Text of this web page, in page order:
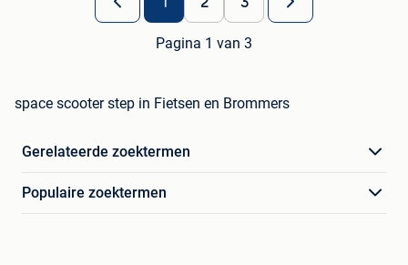
Pagina 1 van 3
space scooter step in Fietsen en Brommers
Gerelateerde zoektermen
Populaire zoektermen